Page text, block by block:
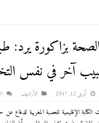
بزاكورة يرد:
آخر في نفس
أبريل 12, 2017 اﻷرشيف
الإقليمية للعصبة المغربية للدفاع